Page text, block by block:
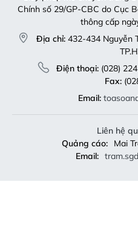
Chính số 29/GP-CBC do Cục
thông cấp
Địa chỉ: 432-434 Nguyễn
Điện thoại:(028)
Fax:
Email:
Liên hệ
Quảng cáo:
Mai
Email: